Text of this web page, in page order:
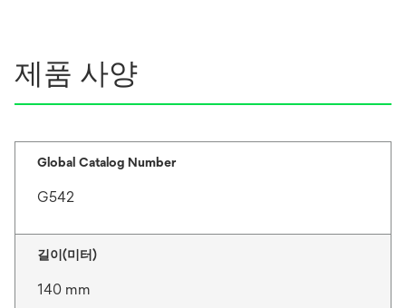
제품 사양
Global Catalog Number
G542
길이(미터)
140 mm